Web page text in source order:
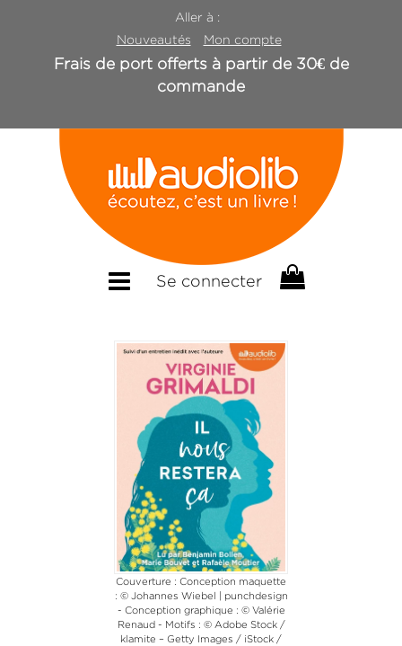
Aller à :
Nouveautés
Mon compte
Frais de port offerts à partir de 30€ de
commande
Se connecter
Couverture : Conception maquette
: © Johannes Wiebel | punchdesign
- Conception graphique : © Valérie
Renaud - Motifs : © Adobe Stock /
klamite – Getty Images / iStock /